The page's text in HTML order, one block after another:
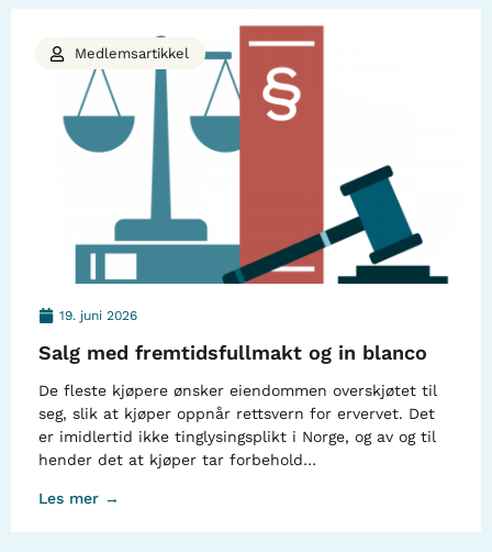
19. juni 2026
Salg med fremtidsfullmakt og in blanco
De fleste kjøpere ønsker eiendommen overskjøtet til
seg, slik at kjøper oppnår rettsvern for ervervet. Det
er imidlertid ikke tinglysingsplikt i Norge, og av og til
hender det at kjøper tar forbehold…
Les mer →
Medlemsartikkel